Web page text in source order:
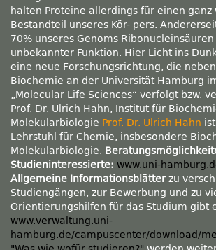
halten Proteine allerdings für einen ganz
Bestandteil unseres Kör- pers.
70% unseres Genoms Ribonucleinsäuren
unbekannter Funktion. Hier Licht ins
eine neue Forschungsrichtung, die
Biochemie an der Universität Hamburg
„Molecular Life Sciences“ verfolgt bzw.
Prof. Dr. Ulrich Hahn, Institut für
Molekularbiologie Prof. Dr. Ulrich Hahn
Lehrstuhl für Chemie, insbesondere
Molekularbiologie.
Studieninteressierte: www.uni-
Allgemeine Informationsblätterzu
Studiengängen, zur Bewerbung und zu
Orientierungshilfen für das Studium gibt
www.verwaltung.uni-
hamburg.de/campuscenter/download/